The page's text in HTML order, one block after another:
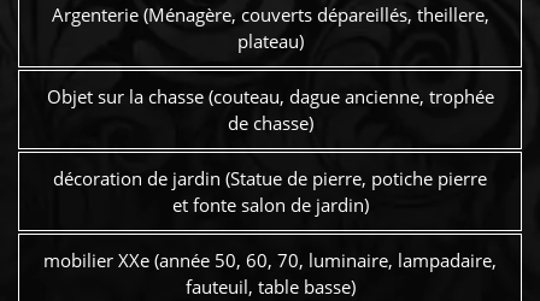
Argenterie (Ménagère, couverts dépareillés, theillere,
plateau)
Objet sur la chasse (couteau, dague ancienne, trophée
de chasse)
décoration de jardin (Statue de pierre, potiche pierre
et fonte salon de jardin)
mobilier XXe (année 50, 60, 70, luminaire, lampadaire,
fauteuil, table basse)